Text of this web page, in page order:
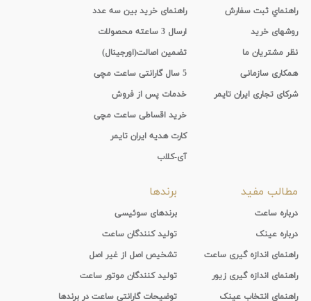
راهنماي ثبت سفارش
روشهای خرید
نظر مشتریان ما
همکاری سازمانی
شرکای تجاری ایران تایمر
راهنمای خرید بین سه عدد
ارسال 3 ساعته محصولات
تضمین اصالت(اورجینال)
5 سال گارانتی ساعت مچی
خدمات پس از فروش
خرید اقساطی ساعت مچی
کارت هدیه ایران تایمر
آی-کلاب
مطالب مفید
درباره ساعت
درباره عینک
راهنمای اندازه گیری ساعت
راهنمای اندازه گیری زیور
راهنمای انتخاب عینک
برندها
برندهای سوئیسی
تولید کنندگان ساعت
تشخیص اصل از غیر اصل
تولید کنندگان موتور ساعت
توضیحات گارانتی ساعت در برندها